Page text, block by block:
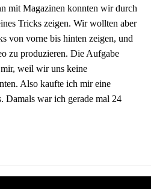
mit Magazinen konnten wir durch
Tricks zeigen. Wir wollten aber
von vorne bis hinten zeigen, und
zu produzieren. Die Aufgabe
weil wir uns keine
Also kaufte ich mir eine
Damals war ich gerade mal 24